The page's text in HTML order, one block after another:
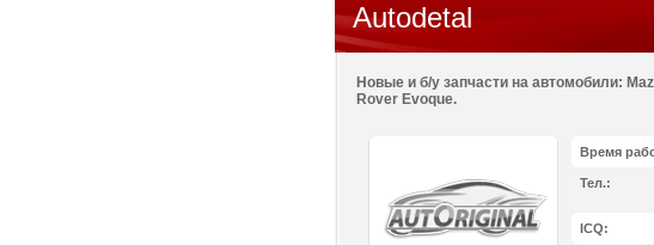
Autodetal
Новые и б/у запчасти на автомобили:
Rover Evoque.
Время
Тел.:
ICQ: